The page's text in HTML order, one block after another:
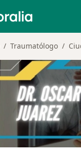
Traumatólogo